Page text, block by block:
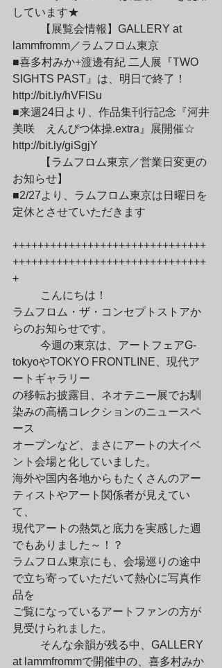
しています★
lammfromm／ラムフロム東京
■喜多村みか+渡邊有紀 二人展『TWO
SIGHTS PAST』は、明日で終了！
http://bit.ly/hVFlSu
■来週24日より、作品集刊行記念『河井
美咲　えんぴつ体操.extra』展開催☆
http://bit.ly/giSgjY
お知らせ】
■2/27より、ラムフロム東京は日曜日を
定休とさせていただきます
+++++++++++++++++++++++++++++++
+++++++++++++++++++++++++++++++
+
ラムフロム・ザ・コンセプトストアか
らのお知らせです。
tokyoやTOKYO FRONTLINE、現代ア
ートギャラリー
の移転お披露目、ネオテニー展でお馴
染みの高橋コレクションのニュースペ
ース
オープンなど、まさにアートの大イベ
ント会場と化していました。
海外や国内各地からもたくさんのアー
ティストやアート関係者が見えてい
て、
現代アートの熱気と底力を実感した週
でもありました～！？
ラムフロム東京にも、会場巡りの途中
で立ち寄っていただいて熱心に写真作
品を
ご覧になっているアートファンの方が
見受けられました。
at lammfrommで開催中の、喜多村みか